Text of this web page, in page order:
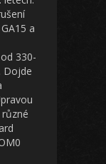
a
330-
Dojde